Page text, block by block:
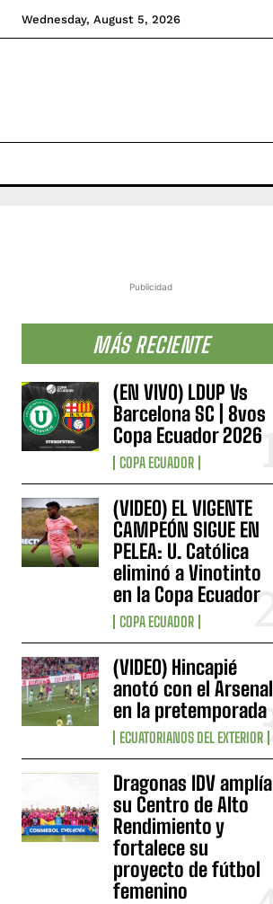
Wednesday, August 5, 2026
Publicidad
MÁS RECIENTE
(EN VIVO) LDUP Vs
Barcelona SC | 8vos
Copa Ecuador 2026
COPA ECUADOR
(VIDEO) EL VIGENTE
CAMPEÓN SIGUE EN
PELEA: U. Católica
eliminó a Vinotinto
en la Copa Ecuador
COPA ECUADOR
(VIDEO) Hincapié
anotó con el Arsenal
en la pretemporada
ECUATORIANOS DEL EXTERIOR
Dragonas IDV amplía
su Centro de Alto
Rendimiento y
fortalece su
proyecto de fútbol
femenino